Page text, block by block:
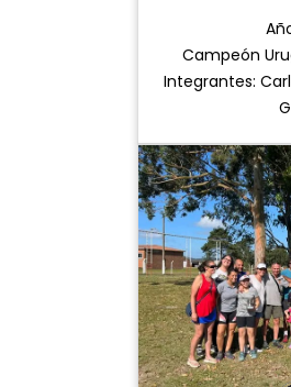
Campeón
Integrantes: